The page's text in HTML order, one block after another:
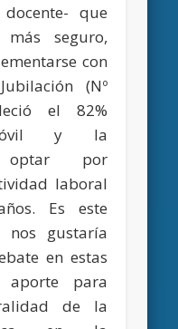
que
seguro,
con
(Nº
el 82%
móvil y la
optar por
laboral
Es este
nos gustaría
en estas
para
de la